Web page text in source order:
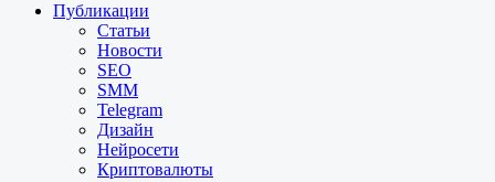
Публикации
Статьи
Новости
SEO
SMM
Telegram
Дизайн
Нейросети
Криптовалюты